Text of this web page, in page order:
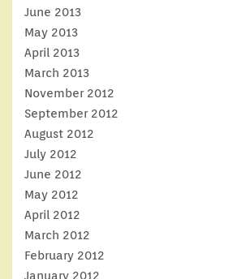
June 2013
May 2013
April 2013
March 2013
November 2012
September 2012
August 2012
July 2012
June 2012
May 2012
April 2012
March 2012
February 2012
January 2012